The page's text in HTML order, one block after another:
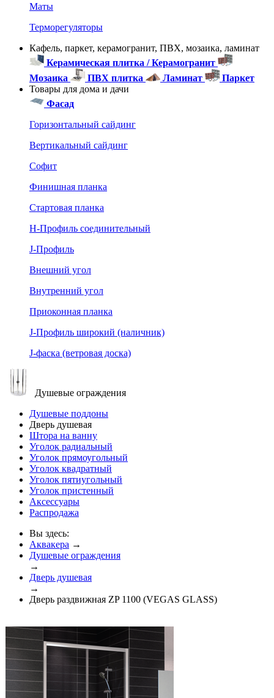
Маты
Терморегуляторы
Кафель, паркет, керамогранит, ПВХ, мозаика, ламинат
Керамическая плитка / Керамогранит
Мозаика
ПВХ плитка Ламинат
Паркет
Товары для дома и дачи
Фасад
Горизонтальный сайдинг
Вертикальный сайдинг
Софит
Финишная планка
Стартовая планка
Н-Профиль соединительный
J-Профиль
Внешний угол
Внутренний угол
Приоконная планка
J-Профиль широкий (наличник)
J-фаска (ветровая доска)
Душевые ограждения
Душевые поддоны
Дверь душевая
Штора на ванну
Уголок радиальный
Уголок прямоугольный
Уголок квадратный
Уголок пятиугольный
Уголок пристенный
Аксессуары
Распродажа
Вы здесь:
Аквакера →
Душевые ограждения
→
Дверь душевая
→
Дверь раздвижная ZP 1100 (VEGAS GLASS)